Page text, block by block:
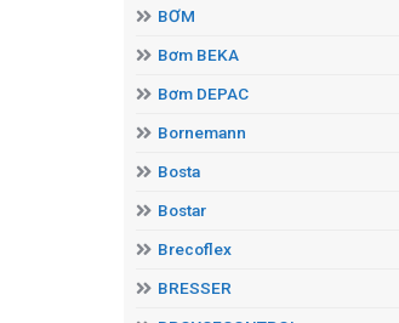
BƠM
Bơm BEKA
Bơm DEPAC
Bornemann
Bosta
Bostar
Brecoflex
BRESSER